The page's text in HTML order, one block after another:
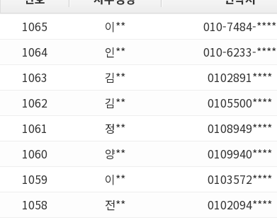
1065
이** 010-7484-****
1064
인** 010-6233-****
1063
김** 0102891****
1062
김** 0105500****
1061
정** 0108949****
1060
양** 0109940****
1059
이** 0103572****
1058
전** 0102094****